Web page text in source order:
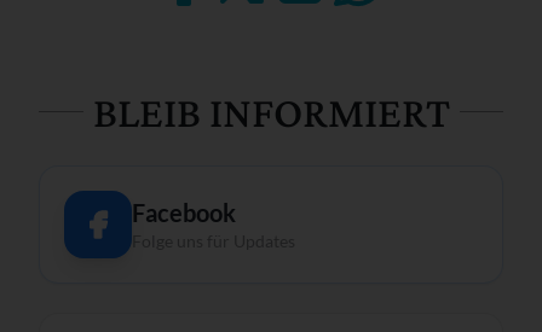
BLEIB INFORMIERT
Facebook